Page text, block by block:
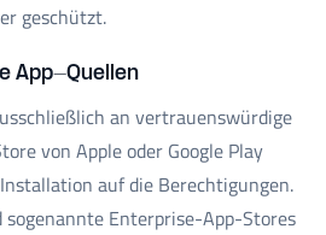
geschützt.
App-Quellen
an vertrauenswürdige
von Apple oder Google Play
auf die Berechtigungen.
sogenannte Enterprise-App-Stores